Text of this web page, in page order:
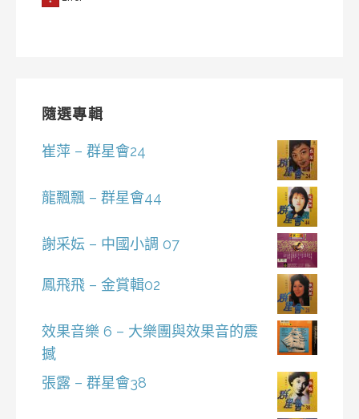
隨選專輯
崔萍 – 群星會24
龍飄飄 – 群星會44
謝采妘 – 中國小調 07
鳳飛飛 – 金賞輯02
效果音樂 6 – 大樂團與效果音的震
撼
張露 – 群星會38